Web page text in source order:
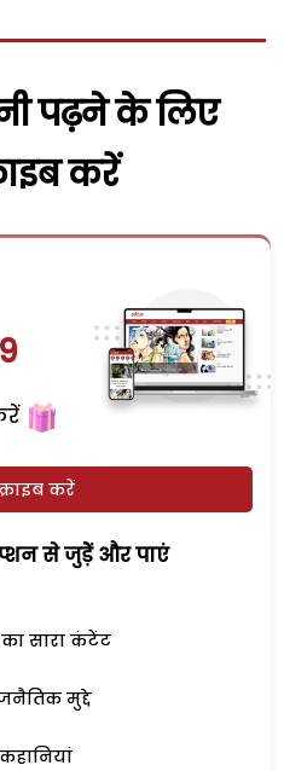
पढ़ने के लिए
करें
करें
से जुड़ेें और पाएं
सारा कंटेंट
मुद्दे